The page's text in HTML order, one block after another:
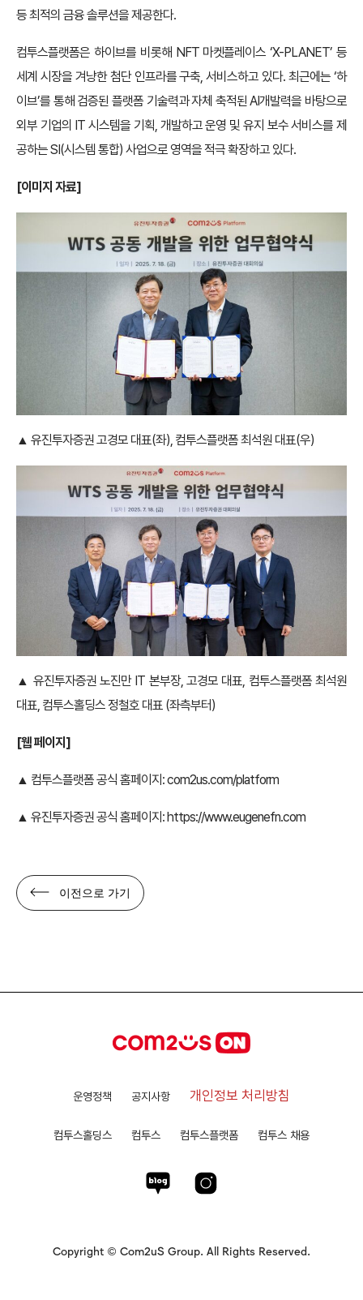
등 최적의 금융 솔루션을 제공한다.
컴투스플랫폼은 하이브를 비롯해 NFT 마켓플레이스 ‘X-PLANET’ 등
세계 시장을 겨냥한 첨단 인프라를 구축, 서비스하고 있다. 최근에는 ‘하
이브’를 통해 검증된 플랫폼 기술력과 자체 축적된 AI개발력을 바탕으로
외부 기업의 IT 시스템을 기획, 개발하고 운영 및 유지 보수 서비스를 제
공하는 SI(시스템 통합) 사업으로 영역을 적극 확장하고 있다.
[이미지 자료]
▲ 유진투자증권 고경모 대표(좌), 컴투스플랫폼 최석원 대표(우)
▲ 유진투자증권 노진만 IT 본부장, 고경모 대표, 컴투스플랫폼 최석원
대표, 컴투스홀딩스 정철호 대표 (좌측부터)
[웹 페이지]
▲ 컴투스플랫폼 공식 홈페이지:com2us.com/platform
▲ 유진투자증권 공식 홈페이지:https://www.eugenefn.com
이전으로 가기
운영정책 공지사항 개인정보 처리방침
컴투스홀딩스 컴투스 컴투스플랫폼 컴투스 채용
Copyright © Com2uS Group. All Rights Reserved.